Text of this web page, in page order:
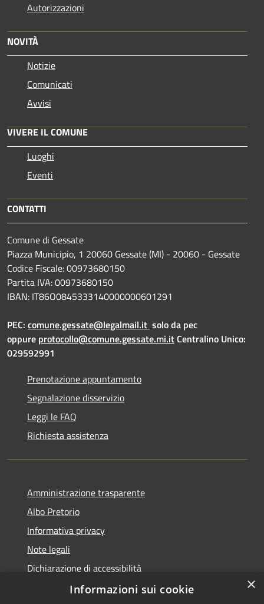
Autorizzazioni
NOVITÀ
Notizie
Comunicati
Avvisi
VIVERE IL COMUNE
Luoghi
Eventi
CONTATTI
Comune di Gessate
Piazza Municipio, 1 20060 Gessate (MI) - 20060 - Gessate
Codice Fiscale: 00973680150
Partita IVA: 00973680150
IBAN: IT86O0845333140000000601291
PEC: comune.gessate@legalmail.it solo da pec
oppure protocollo@comune.gessate.mi.itCentralino Unico:
029592991
Prenotazione appuntamento
Segnalazione disservizio
Leggi le FAQ
Richiesta assistenza
Amministrazione trasparente
Albo Pretorio
Informativa privacy
Note legali
Dichiarazione di accessibilità
Dichiarazione di accessibilità dal 2025
×
Informazioni sui cookie